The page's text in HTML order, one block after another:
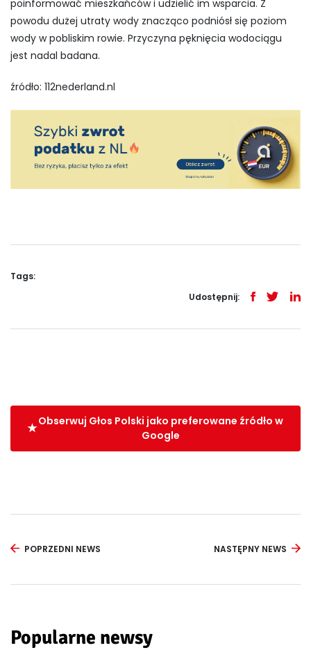
poinformować mieszkańców i udzielić im wsparcia. Z
powodu dużej utraty wody znacząco podniósł się poziom
wody w pobliskim rowie. Przyczyna pęknięcia wodociągu
jest nadal badana.
źródło: 112nederland.nl
Tags:
Udostępnij:
Obserwuj Głos Polski jako preferowane źródło w
Google
POPRZEDNI NEWS NASTĘPNY NEWS
Popularne newsy